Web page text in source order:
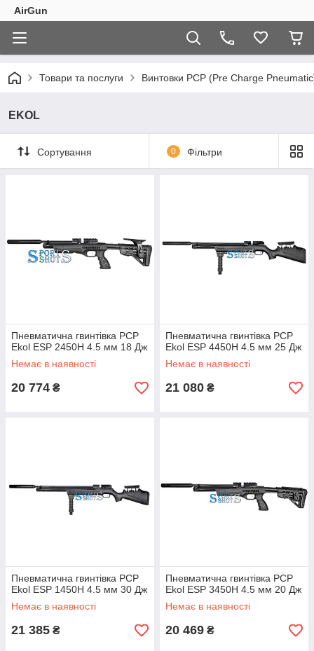
AirGun
Товари та послуги Винтовки PCP (Pre Charge
EKOL
Сортування 0 Фільтри
Пневматична гвинтівка PCP
Ekol ESP 2450H 4.5 мм 18 Дж
Немає в наявності
20 774 ₴
Пневматична гвинтівка PCP
Ekol ESP 4450H 4.5 мм 25 Дж
Немає в наявності
21 080 ₴
Пневматична гвинтівка PCP
Ekol ESP 1450H 4.5 мм 30 Дж
Немає в наявності
21 385 ₴
Пневматична гвинтівка PCP
Ekol ESP 3450H 4.5 мм 20 Дж
Немає в наявності
20 469 ₴